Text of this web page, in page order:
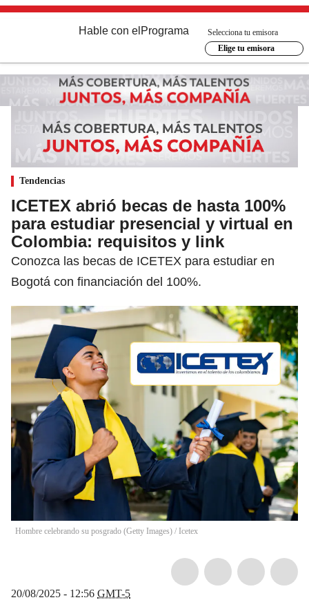
Hable con el Programa
Selecciona tu emisora
Elige tu emisora
Tendencias
ICETEX abrió becas de hasta 100%
para estudiar presencial y virtual en
Colombia: requisitos y link
Conozca las becas de ICETEX para estudiar en
Bogotá con financiación del 100%.
Hombre celebrando su posgrado (Getty Images) / Icetex
20/08/2025 - 12:56 GMT-5